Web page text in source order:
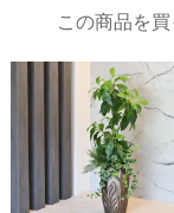
この商品を